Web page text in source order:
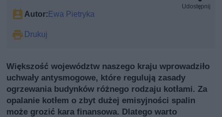
Autor:Ewa Pietryka
Drukuj
Udostępnij
Większość województw naszego kraju wprowadziło
uchwały antysmogowe, które regulują zasady
ogrzewania budynków różnego rodzaju kotłami. Za
opalanie kotłem o zbyt dużej emisyjności spalin
może grozić kara finansowa. Dlatego warto